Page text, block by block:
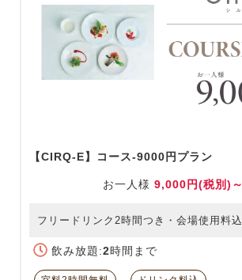
【CIRQ-E】コース-9000円プラン
お一人様 9,000円(税別)～
フリードリンク2時間つき・会場使用料込
飲み放題:2時間まで